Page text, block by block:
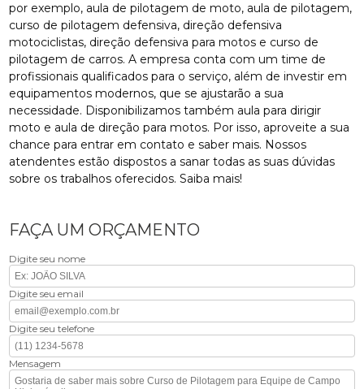
por exemplo, aula de pilotagem de moto, aula de pilotagem,
curso de pilotagem defensiva, direção defensiva
motociclistas, direção defensiva para motos e curso de
pilotagem de carros. A empresa conta com um time de
profissionais qualificados para o serviço, além de investir em
equipamentos modernos, que se ajustarão a sua
necessidade. Disponibilizamos também aula para dirigir
moto e aula de direção para motos. Por isso, aproveite a sua
chance para entrar em contato e saber mais. Nossos
atendentes estão dispostos a sanar todas as suas dúvidas
sobre os trabalhos oferecidos. Saiba mais!
FAÇA UM ORÇAMENTO
Digite seu nome
Digite seu email
Digite seu telefone
Mensagem